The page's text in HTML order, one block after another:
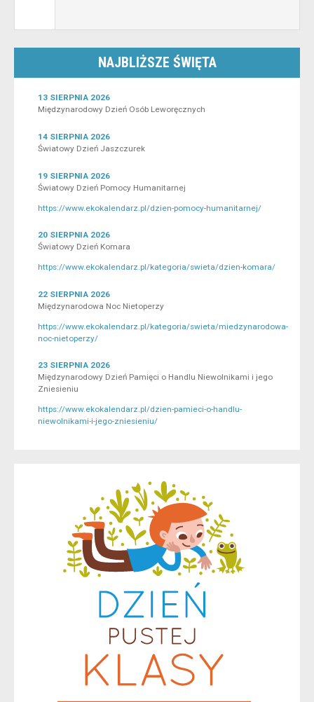
NAJBLIŻSZE ŚWIĘTA
13 SIERPNIA 2026
Międzynarodowy Dzień Osób Leworęcznych
14 SIERPNIA 2026
Światowy Dzień Jaszczurek
19 SIERPNIA 2026
Światowy Dzień Pomocy Humanitarnej
https://www.ekokalendarz.pl/dzien-pomocy-humanitarnej/
20 SIERPNIA 2026
Światowy Dzień Komara
https://www.ekokalendarz.pl/kategoria/swieta/dzien-komara/
22 SIERPNIA 2026
Międzynarodowa Noc Nietoperzy
https://www.ekokalendarz.pl/kategoria/swieta/miedzynarodowa-
noc-nietoperzy/
23 SIERPNIA 2026
Międzynarodowy Dzień Pamięci o Handlu Niewolnikami i jego
Zniesieniu
https://www.ekokalendarz.pl/dzien-pamieci-o-handlu-
niewolnikami-i-jego-zniesieniu/